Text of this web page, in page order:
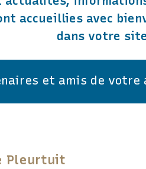
accueillies avec
dans votre
et amis de votre
Pleurtuit